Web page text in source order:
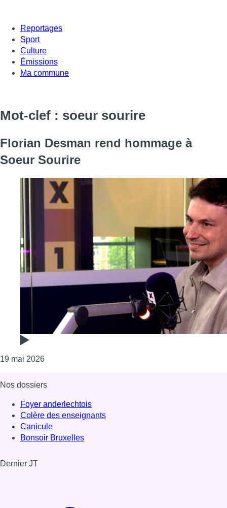
Reportages
Sport
Culture
Émissions
Ma commune
Mot-clef : soeur sourire
Florian Desman rend hommage à
Soeur Sourire
19 mai 2026Consulter l'article "Florian Desman rend
Nos dossiers
Foyer anderlechtois
Colère des enseignants
Canicule
Bonsoir Bruxelles
Dernier JT